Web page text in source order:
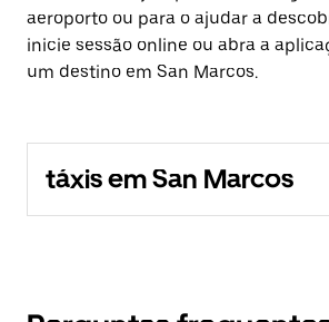
aeroporto ou para o ajudar a
inicie sessão online ou abra a
um destino em San Marcos.
táxis em San Marcos